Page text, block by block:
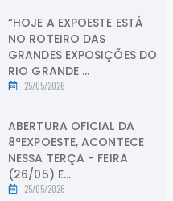
“HOJE A EXPOESTE ESTÁ
NO ROTEIRO DAS
GRANDES EXPOSIÇÕES DO
RIO GRANDE ...
25/05/2026
ABERTURA OFICIAL DA
8ªEXPOESTE, ACONTECE
NESSA TERÇA - FEIRA
(26/05) E...
25/05/2026